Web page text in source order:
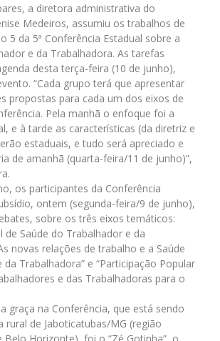
a diretora administrativa do
Medeiros, assumiu os trabalhos de
5 da 5ª Conferência Estadual sobre a
e da Trabalhadora. As tarefas
desta terça-feira (10 de junho),
“Cada grupo terá que apresentar
propostas para cada um dos eixos de
Pela manhã o enfoque foi a
e à tarde as características (da diretriz e
estaduais, e tudo será apreciado e
de amanhã (quarta-feira/11 de junho)”,
os participantes da Conferência
ontem (segunda-feira/9 de junho),
sobre os três eixos temáticos:
de Saúde do Trabalhador e da
novas relações de trabalho e a Saúde
Trabalhadora” e “Participação Popular
e das Trabalhadoras para o
graça na Conferência, que está sendo
rural de Jaboticatubas/MG (região
Horizonte), foi o “Zé Gotinha”, o